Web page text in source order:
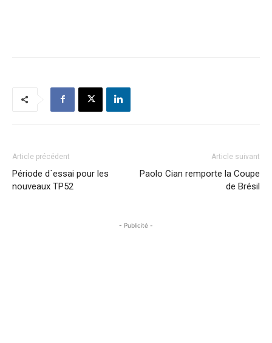
Article précédent
Période d´essai pour les
nouveaux TP52
Article suivant
Paolo Cian remporte la Coupe
de Brésil
- Publicité -